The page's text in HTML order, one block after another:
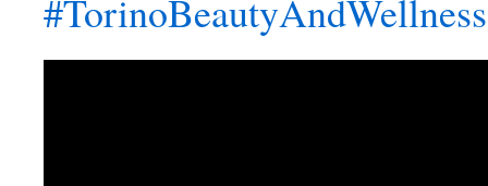
#TorinoBeautyAndWellness